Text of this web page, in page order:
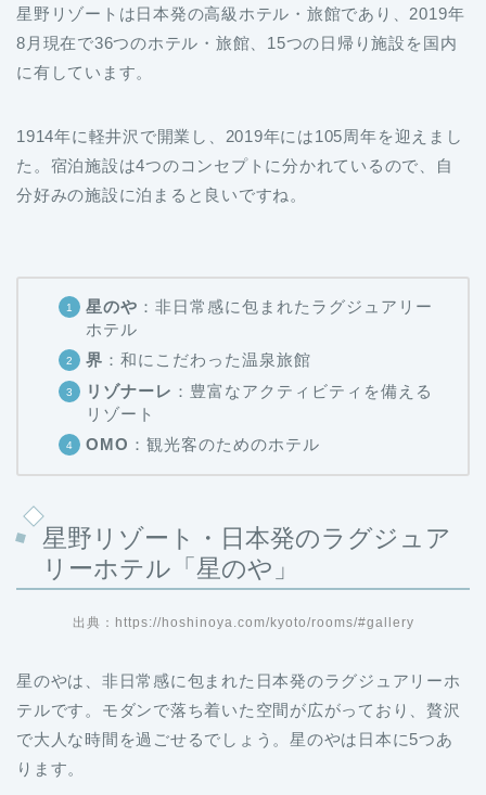
星野リゾートは日本発の高級ホテル・旅館であり、2019年
8月現在で36つのホテル・旅館、15つの日帰り施設を国内
に有しています。
1914年に軽井沢で開業し、2019年には105周年を迎えまし
た。宿泊施設は4つのコンセプトに分かれているので、自
分好みの施設に泊まると良いですね。
星のや ：非日常感に包まれたラグジュアリー
ホテル
界 ：和にこだわった温泉旅館
リゾナーレ ：豊富なアクティビティを備える
リゾート
OMO ：観光客のためのホテル
星野リゾート・日本発のラグジュア
リーホテル「星のや」
出典：https://hoshinoya.com/kyoto/rooms/#gallery
星のやは、非日常感に包まれた日本発のラグジュアリーホ
テルです。モダンで落ち着いた空間が広がっており、贅沢
で大人な時間を過ごせるでしょう。星のやは日本に5つあ
ります。